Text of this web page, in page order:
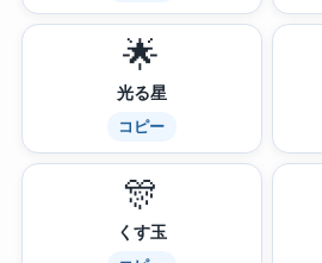
🌟
光る星
コピー
🎊
くす玉